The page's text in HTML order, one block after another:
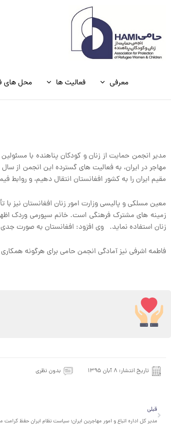
معرفی فعالیت ها محل های
مدیر انجمن حمایت از زنان و کودکان پناهنده با
مقیم ایران را به کشور افغانستان انتقال دهیم، و روابط
معین مسلکی و پالیسی وزارت امور زنان افغانستان نیز
زمینه های مشترک فرهنگی است. خانم سپورمی وردک
زنان استفاده نماید. وی افزود: افغانستان به صورت
فاطمه اشرفی نیز آمادگی انجمن حامی برای هرگونه همکاری
تاریخ انتشار: ۸ آبان ۱۳۹۵ بدون نظری
قبلی
قبلی
مدیر کل اداره اتباع و امور مهاجرین ایران: سیاست نظام ایران حفظ